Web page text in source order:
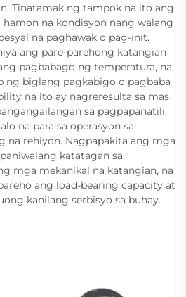
Tinatamak ng tampok na ito ang
hamon na kondisyon nang walang
na paghawak o pag-init.
ang pare-parehong katangian
pagbabago ng temperatura, na
ng biglang pagkabigo o pagbaba
na ito ay nagreresulta sa mas
sa pagpapanatili,
na para sa operasyon sa
na rehiyon. Nagpapakita ang mga
katatagan sa
mga mekanikal na katangian, na
ang load-bearing capacity at
kanilang serbisyo sa buhay.